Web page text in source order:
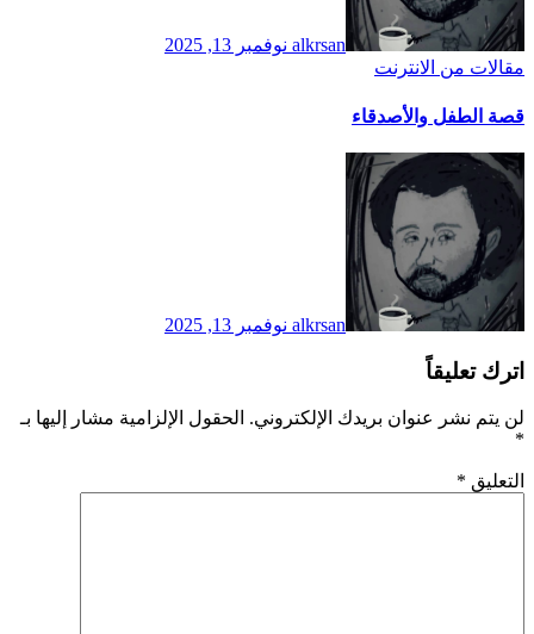
alkrsan نوفمبر 13, 2025
مقالات من الانترنت
قصة الطفل والأصدقاء
alkrsan نوفمبر 13, 2025
اترك تعليقاً
لن يتم نشر عنوان بريدك الإلكتروني. الحقول الإلزامية مشار إليها بـ
*
التعليق *